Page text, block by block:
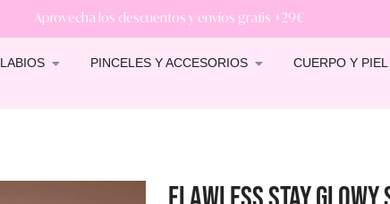
Aprovecha los descuentos y envíos gratis +29€
LABIOS PINCELES Y ACCESORIOS CUERPO Y PIEL